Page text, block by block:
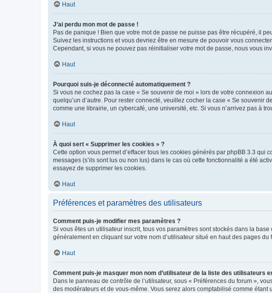
Haut
J’ai perdu mon mot de passe !
Pas de panique ! Bien que votre mot de passe ne puisse pas être récupéré, il
Suivez les instructions et vous devriez être en mesure de pouvoir vous
Cependant, si vous ne pouvez pas réinitialiser votre mot de passe, nous vous
Haut
Pourquoi suis-je déconnecté automatiquement ?
Si vous ne cochez pas la case « Se souvenir de moi » lors de votre connexion
quelqu’un d’autre. Pour rester connecté, veuillez cocher la case « Se souvenir
comme une librairie, un cybercafé, une université, etc. Si vous n’arrivez pas à
Haut
À quoi sert « Supprimer les cookies » ?
Cette option vous permet d’effacer tous les cookies générés par phpBB 3.3 qui
messages (s’ils sont lus ou non lus) dans le cas où cette fonctionnalité a été
essayez de supprimer les cookies.
Haut
Préférences et paramètres des utilisateurs
Comment puis-je modifier mes paramètres ?
Si vous êtes un utilisateur inscrit, tous vos paramètres sont stockés dans la
généralement en cliquant sur votre nom d’utilisateur situé en haut des pages
Haut
Comment puis-je masquer mon nom d’utilisateur de la liste des utilisateurs
Dans le panneau de contrôle de l’utilisateur, sous « Préférences du forum »,
des modérateurs et de vous-même. Vous serez alors comptabilisé comme étant